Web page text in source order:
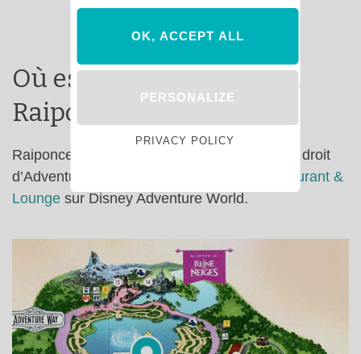
Où est située l’attraction
Raiponce à Disney ?
Raiponce Tangled Spin est située sur le côté droit
d’Adventure Way, près du
Regal View Restaurant &
Lounge sur Disney Adventure World.
OK, ACCEPT ALL
PERSONALIZE
PRIVACY POLICY